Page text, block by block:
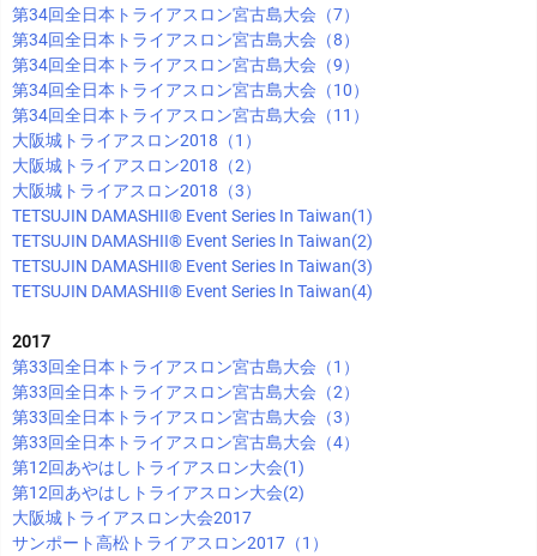
第34回全日本トライアスロン宮古島大会（7）
第34回全日本トライアスロン宮古島大会（8）
第34回全日本トライアスロン宮古島大会（9）
第34回全日本トライアスロン宮古島大会（10）
第34回全日本トライアスロン宮古島大会（11）
大阪城トライアスロン2018（1）
大阪城トライアスロン2018（2）
大阪城トライアスロン2018（3）
TETSUJIN DAMASHII®︎ Event Series In Taiwan(1)
TETSUJIN DAMASHII®︎ Event Series In Taiwan(2)
TETSUJIN DAMASHII®︎ Event Series In Taiwan(3)
TETSUJIN DAMASHII®︎ Event Series In Taiwan(4)
2017
第33回全日本トライアスロン宮古島大会（1）
第33回全日本トライアスロン宮古島大会（2）
第33回全日本トライアスロン宮古島大会（3）
第33回全日本トライアスロン宮古島大会（4）
第12回あやはしトライアスロン大会(1)
第12回あやはしトライアスロン大会(2)
大阪城トライアスロン大会2017
サンポート高松トライアスロン2017（1）